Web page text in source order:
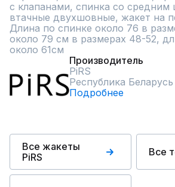
с клапанами, спинка со средним
втачные двухшовные, жакет на
Длина по спинке около 76 в
около 79 см в размерах 48-52,
около 61см
Производитель
PiRS
Республика Беларусь
Подробнее
Все жакеты
PiRS
Все